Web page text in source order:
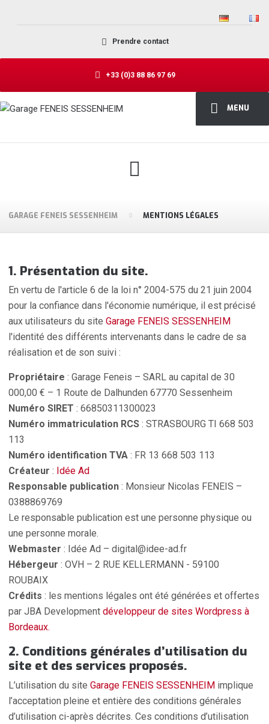
MENU
Prendre contact
+33 (0)3 88 86 97 69
GARAGE FENEIS SESSENHEIM MENTIONS LÉGALES
1. Présentation du site.
En vertu de l'article 6 de la loi n° 2004-575 du 21 juin 2004
pour la confiance dans l'économie numérique, il est précisé
aux utilisateurs du siteGarage FENEIS SESSENHEIM
l'identité des différents intervenants dans le cadre de sa
réalisation et de son suivi :
Propriétaire : Garage Feneis – SARL au capital de 30
000,00 € – 1 Route de Dalhunden 67770 Sessenheim
Numéro SIRET : 66850311300023
Numéro immatriculation RCS : STRASBOURG TI 668 503
113
Numéro identification TVA : FR 13 668 503 113
Créateur : Idée Ad
Responsable publication : Monsieur Nicolas FENEIS –
0388869769
Le responsable publication est une personne physique ou
une personne morale.
Webmaster : Idée Ad – digital@idee-ad.fr
Hébergeur : OVH – 2 RUE KELLERMANN - 59100
ROUBAIX
Crédits : les mentions légales ont été générées et offertes
par JBA Developmentdéveloppeur de sites Wordpress à
Bordeaux.
2. Conditions générales d’utilisation du
site et des services proposés.
L’utilisation du siteGarage FENEIS SESSENHEIM implique
l’acceptation pleine et entière des conditions générales
d’utilisation ci-après décrites. Ces conditions d’utilisation